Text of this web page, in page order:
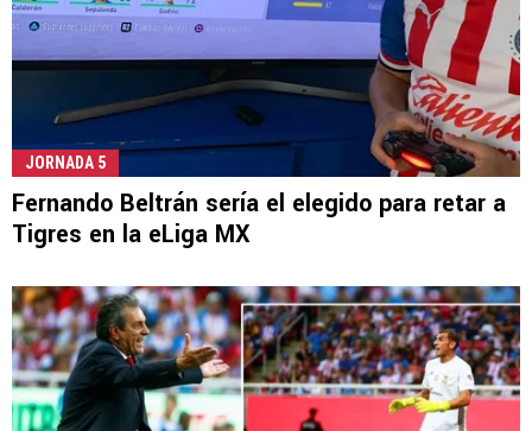
JORNADA 5
Fernando Beltrán sería el elegido para retar a
Tigres en la eLiga MX